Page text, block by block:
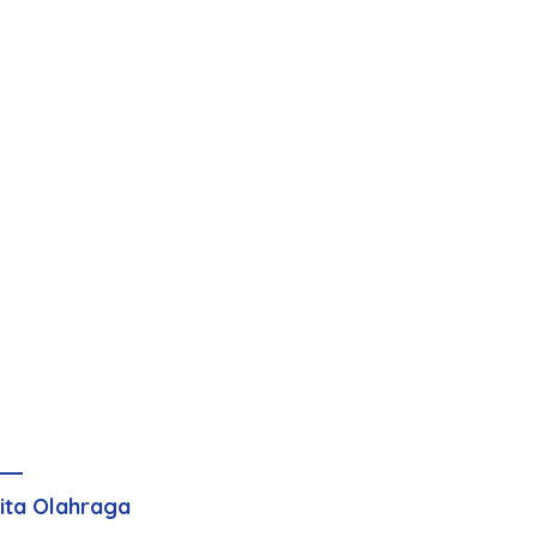
Olahraga